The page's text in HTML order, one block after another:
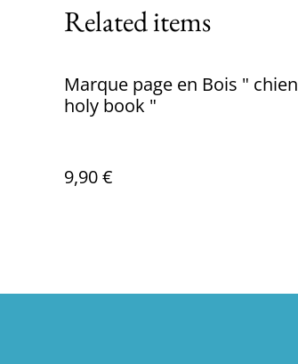
Related items
Marque page en Bois " chien
holy book "
9,90 €